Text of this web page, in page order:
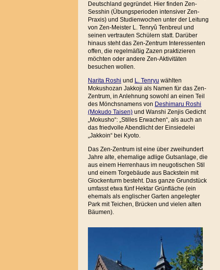
Deutschland gegründet. Hier finden Zen-
Sesshin (Übungsperioden intensiver Zen-
Praxis) und Studienwochen unter der Leitung
von Zen-Meister L. Tenryû Tenbreul und
seinen vertrauten Schülern statt. Darüber
hinaus steht das Zen-Zentrum Interessenten
offen, die regelmäßig Zazen praktizieren
möchten oder andere Zen-Aktivitäten
besuchen wollen.
Narita Roshi und L. Tenryu wählten
Mokushozan Jakkoji als Namen für das Zen-
Zentrum, in Anlehnung sowohl an einen Teil
des Mönchsnamens von Deshimaru Roshi
(Mokudo Taisen)und Wanshi Zenjis Gedicht
„Mokusho“: „Stilles Erwachen“, als auch an
das friedvolle Abendlicht der Einsiedelei
„Jakkoin“ bei Kyoto.
Das Zen-Zentrum ist eine über zweihundert
Jahre alte, ehemalige adlige Gutsanlage, die
aus einem Herrenhaus im neugotischen Stil
und einem Torgebäude aus Backstein mit
Glockenturm besteht. Das ganze Grundstück
umfasst etwa fünf Hektar Grünfläche (ein
ehemals als englischer Garten angelegter
Park mit Teichen, Brücken und vielen alten
Bäumen).